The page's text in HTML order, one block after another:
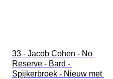
33 - Jacob Cohen - No
Reserve - Bard -
Spijkerbroek - Nieuw met